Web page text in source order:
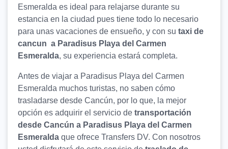
Esmeralda es ideal para relajarse durante su
estancia en la ciudad pues tiene todo lo necesario
para unas vacaciones de ensueño, y con su taxi de
cancun a Paradisus Playa del Carmen
Esmeralda, su experiencia estará completa.
Antes de viajar a Paradisus Playa del Carmen
Esmeralda muchos turistas, no saben cómo
trasladarse desde Cancún, por lo que, la mejor
opción es adquirir el servicio de transportación
desde Cancún a Paradisus Playa del Carmen
Esmeralda que ofrece Transfers DV. Con nosotros